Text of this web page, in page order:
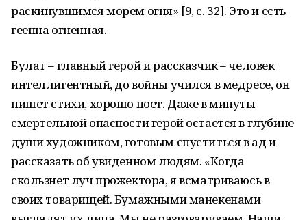
раскинувшимся морем огня» [9, с. 32]. Это и есть
геенна огненная.
Булат – главный герой и рассказчик – человек
интеллигентный, до войны учился в медресе, он
пишет стихи, хорошо поет. Даже в минуты
смертельной опасности герой остается в глубине
души художником, готовым спуститься в ад и
рассказать об увиденном людям. «Когда
скользнет луч прожектора, я всматриваюсь в
своих товарищей. Бумажными манекенами